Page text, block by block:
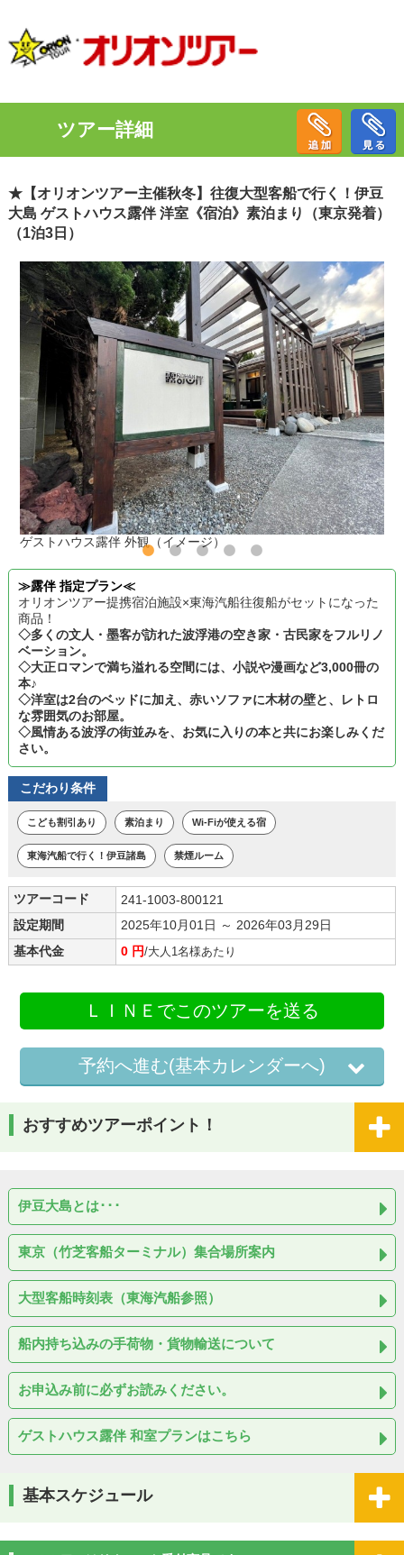
ツアー詳細
★【オリオンツアー主催秋冬】往復大型客船で行く！伊豆
大島 ゲストハウス露伴 洋室《宿泊》素泊まり（東京発着）
（1泊3日）
ゲストハウス露伴 外観（イメージ）
≫露伴 指定プラン≪
オリオンツアー提携宿泊施設×東海汽船往復船がセットになった
商品！
◇多くの文人・墨客が訪れた波浮港の空き家・古民家をフルリノ
ベーション。
◇大正ロマンで満ち溢れる空間には、小説や漫画など3,000冊の
本♪
◇洋室は2台のベッドに加え、赤いソファに木材の壁と、レトロ
な雰囲気のお部屋。
◇風情ある波浮の街並みを、お気に入りの本と共にお楽しみくだ
さい。
こだわり条件
こども割引あり 素泊まり Wi-Fiが使える宿
東海汽船で行く！伊豆諸島 禁煙ルーム
ツアーコード
241-1003-800121
設定期間
2025年10月01日 ～ 2026年03月29日
基本代金
0 円/大人1名様あたり
ＬＩＮＥでこのツアーを送る
予約へ進む(基本カレンダーへ)
おすすめツアーポイント！
伊豆大島とは･･･
東京（竹芝客船ターミナル）集合場所案内
大型客船時刻表（東海汽船参照）
船内持ち込みの手荷物・貨物輸送について
お申込み前に必ずお読みください。
ゲストハウス露伴 和室プランはこちら
基本スケジュール